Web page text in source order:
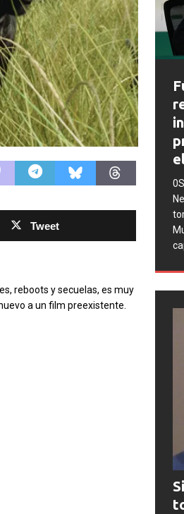
Tweet
reboots y secuelas, es muy
a un film preexistente.
el
de
a lo largo
una
En
Fútbol
rechazo
inversión
propuesto por
el Mundial
Newsroom La
torno al futuro
Mundial de la FIFA